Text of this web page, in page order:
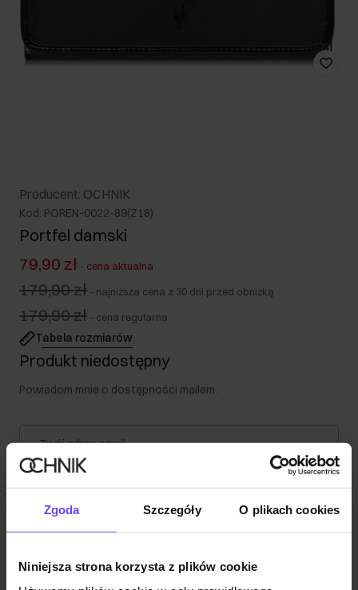
Zgoda Szczegóły O plikach cookies
Niniejsza strona korzysta z plików cookie
Producent: OCHNIK
Kod: POREN-0022-89(Z18)
Portfel damski
79,90 zł - cena aktualna
179,90 zł - najniższa cena z 30 dni przed obniżką
179,90 zł - cena regularna
Tabela rozmiarów
Produkt niedostępny
Powiadom mnie o dostępności mailem.
Twój adres email
Opis produktu